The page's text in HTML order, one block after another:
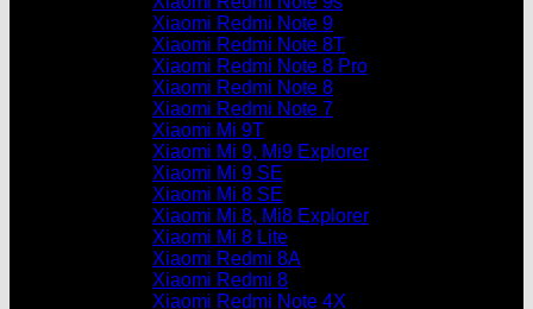
Xiaomi Redmi Note 9
Xiaomi Redmi Note 8T
Xiaomi Redmi Note 8 Pro
Xiaomi Redmi Note 8
Xiaomi Redmi Note 7
Xiaomi Mi 9T
Xiaomi Mi 9, Mi9 Explorer
Xiaomi Mi 9 SE
Xiaomi Mi 8 SE
Xiaomi Mi 8, Mi8 Explorer
Xiaomi Mi 8 Lite
Xiaomi Redmi 8A
Xiaomi Redmi 8
Xiaomi Redmi Note 4X